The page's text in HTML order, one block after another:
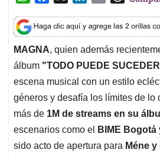
a
t
s
A
p
p
c
e
b
o
o
k
n
k
e
d
I
n
a
i
l
r
e
a
d
s
MAGNA, quien además
álbum "TODO PUEDE
escena musical con un estilo
géneros y desafía los límites de lo
más de 1M de streams en su
escenarios como el
BIME Bogotá
sido acto de apertura para Méne